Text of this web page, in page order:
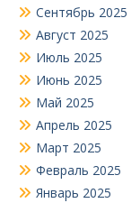
Сентябрь 2025
Август 2025
Июль 2025
Июнь 2025
Май 2025
Апрель 2025
Март 2025
Февраль 2025
Январь 2025